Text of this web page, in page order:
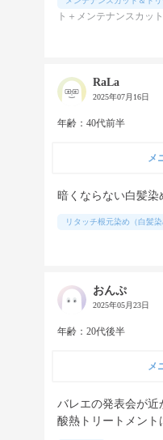
ト＋メンテナンスカット
RaLa
2025年07月16日
年齢：40代前半
メ
暗くならない白髪染
リタッチ根元染め（白髪染
おんぷ
2025年05月23日
年齢：20代後半
メ
バレエの発表会が近
酸熱トリートメン